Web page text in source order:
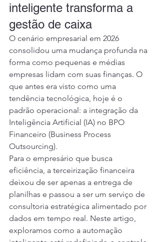
inteligente transforma a
gestão de caixa
O cenário empresarial em 2026
consolidou uma mudança profunda na
forma como pequenas e médias
empresas lidam com suas finanças. O
que antes era visto como uma
tendência tecnológica, hoje é o
padrão operacional: a integração da
Inteligência Artificial (IA) no BPO
Financeiro (Business Process
Outsourcing).
Para o empresário que busca
eficiência, a terceirização financeira
deixou de ser apenas a entrega de
planilhas e passou a ser um serviço de
consultoria estratégica alimentado por
dados em tempo real. Neste artigo,
exploramos como a automação